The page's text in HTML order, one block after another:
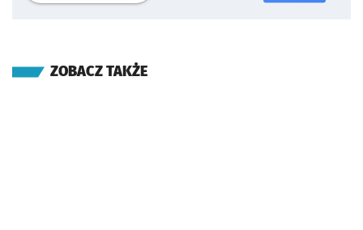
ZOBACZ TAKŻE